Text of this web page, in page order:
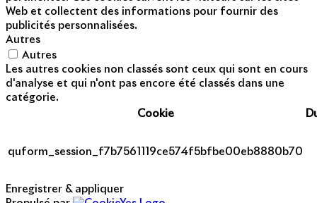
Web et collectent des informations pour fournir des
publicités personnalisées.
Autres
Autres
Les autres cookies non classés sont ceux qui sont en cours
d'analyse et qui n'ont pas encore été classés dans une
catégorie.
Cookie
quform_session_f7b7561119ce574f5bfbe00eb8880b70
Enregistrer & appliquer